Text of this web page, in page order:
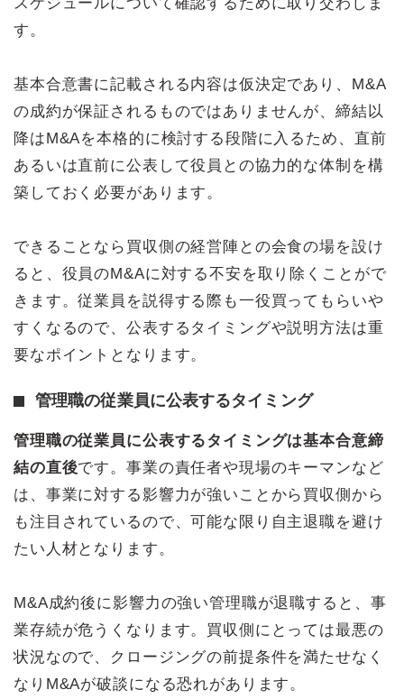
す。
基本合意書に記載される内容は仮決定であり、M&A
の成約が保証されるものではありませんが、締結以
降はM&Aを本格的に検討する段階に入るため、直前
あるいは直前に公表して役員との協力的な体制を構
築しておく必要があります。
できることなら買収側の経営陣との会食の場を設け
ると、役員のM&Aに対する不安を取り除くことがで
きます。従業員を説得する際も一役買ってもらいや
すくなるので、公表するタイミングや説明方法は重
要なポイントとなります。
管理職の従業員に公表するタイミング
管理職の従業員に公表するタイミングは基本合意締
結の直後です。事業の責任者や現場のキーマンなど
は、事業に対する影響力が強いことから買収側から
も注目されているので、可能な限り自主退職を避け
たい人材となります。
M&A成約後に影響力の強い管理職が退職すると、事
業存続が危うくなります。買収側にとっては最悪の
状況なので、クロージングの前提条件を満たせなく
なりM&Aが破談になる恐れがあります。